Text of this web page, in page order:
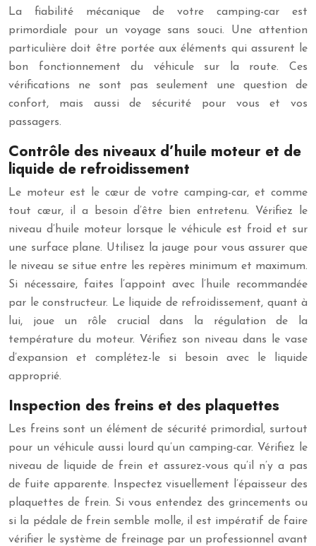
La fiabilité mécanique de votre camping-car est
primordiale pour un voyage sans souci. Une attention
particulière doit être portée aux éléments qui assurent le
bon fonctionnement du véhicule sur la route. Ces
vérifications ne sont pas seulement une question de
confort, mais aussi de sécurité pour vous et vos
passagers.
Contrôle des niveaux d’huile moteur et de
liquide de refroidissement
Le moteur est le cœur de votre camping-car, et comme
tout cœur, il a besoin d’être bien entretenu. Vérifiez le
niveau d’huile moteur lorsque le véhicule est froid et sur
une surface plane. Utilisez la jauge pour vous assurer que
le niveau se situe entre les repères minimum et maximum.
Si nécessaire, faites l’appoint avec l’huile recommandée
par le constructeur. Le liquide de refroidissement, quant à
lui, joue un rôle crucial dans la régulation de la
température du moteur. Vérifiez son niveau dans le vase
d’expansion et complétez-le si besoin avec le liquide
approprié.
Inspection des freins et des plaquettes
Les freins sont un élément de sécurité primordial, surtout
pour un véhicule aussi lourd qu’un camping-car. Vérifiez le
niveau de liquide de frein et assurez-vous qu’il n’y a pas
de fuite apparente. Inspectez visuellement l’épaisseur des
plaquettes de frein. Si vous entendez des grincements ou
si la pédale de frein semble molle, il est impératif de faire
vérifier le système de freinage par un professionnel avant